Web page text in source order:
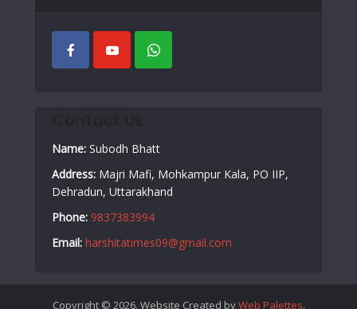
Name: Subodh Bhatt
Address: Majri Mafi, Mohkampur Kala, PO IIP,
Dehradun, Uttarakhand
Phone: 9837383994
Email: harshitatimes09@gmail.com
Copyright © 2026. Website Created byWeb Palettes.